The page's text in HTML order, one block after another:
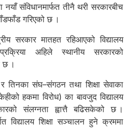
संविधानमार्फत तीनै थरी सरकारबीच
गरिएको छ ।
सरकार मातहत रहिआएको विद्यालय
अहिले स्थानीय सरकारको
छ ।
तिनका संघ–संगठन तथा शिक्षा सेवाका
हकमा विरोध) का बावजुद विद्यालय
संलग्नता ह्वात्तै बढिसकेको छ ।
विद्यालय शिक्षा सञ्चालन हुने क्रममा